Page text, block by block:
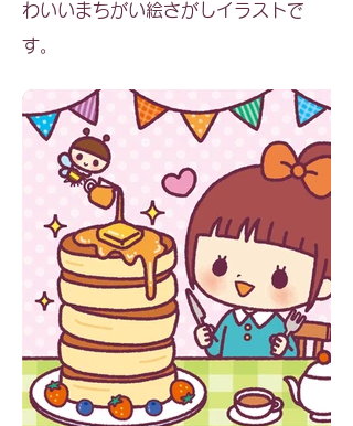
わいいまちがい絵さがしイラストで
す。